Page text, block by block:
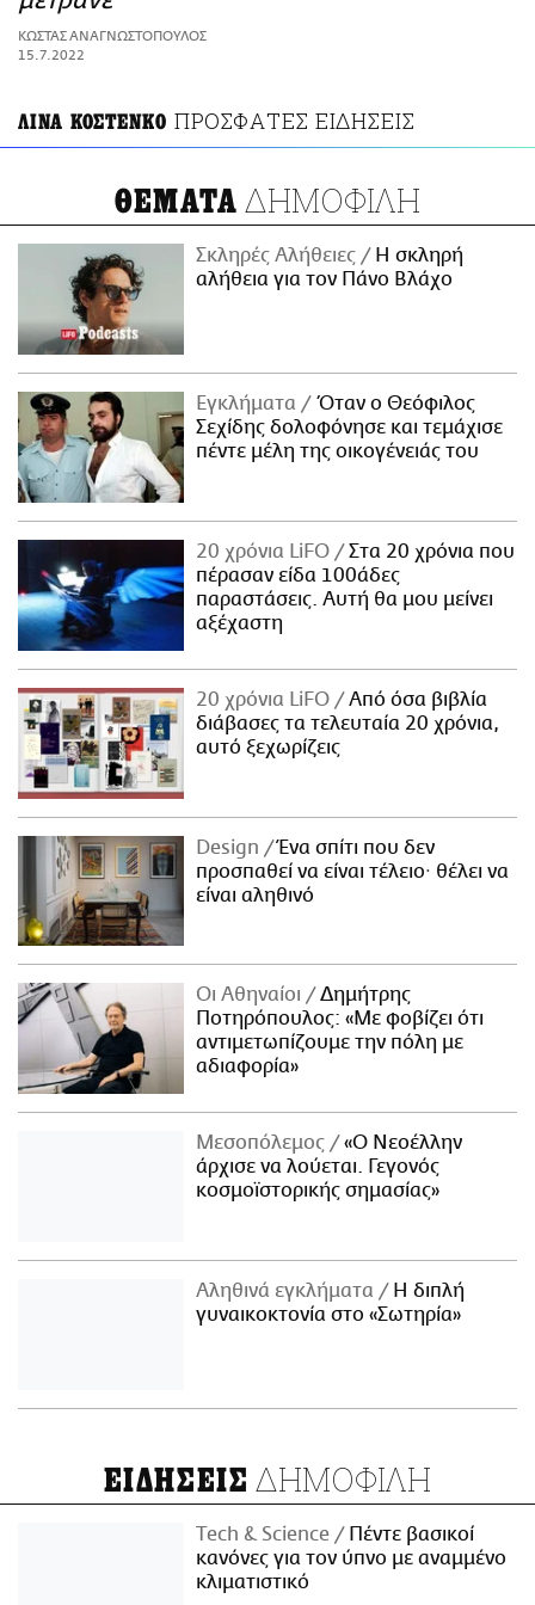
ΑΜΠΑ
PRINT
ΚΩΣΤΑΣ ΑΝΑΓΝΩΣΤΟΠΟΥΛΟΣ
15.7.2022
ΛΙΝΑ ΚΟΣΤΕΝΚΟ ΠΡΟΣΦΑΤΕΣ ΕΙΔΗΣΕΙΣ
ΘΕΜΑΤΑ ΔΗΜΟΦΙΛΗ
Σκληρές Αλήθειες
H σκληρή
αλήθεια για τον Πάνο Βλάχο
Εγκλήματα
Όταν ο Θεόφιλος
Σεχίδης δολοφόνησε και τεμάχισε
πέντε μέλη της οικογένειάς του
20 χρόνια LiFO
Στα 20 χρόνια που
πέρασαν είδα 100άδες
παραστάσεις. Αυτή θα μου μείνει
αξέχαστη
20 χρόνια LiFO
Από όσα βιβλία
διάβασες τα τελευταία 20 χρόνια,
αυτό ξεχωρίζεις
Design
Ένα σπίτι που δεν
προσπαθεί να είναι τέλειο· θέλει να
είναι αληθινό
Οι Αθηναίοι
Δημήτρης
Ποτηρόπουλος: «Με φοβίζει ότι
αντιμετωπίζουμε την πόλη με
αδιαφορία»
Μεσοπόλεμος
«Ο Νεοέλλην
άρχισε να λούεται. Γεγονός
κοσμοϊστορικής σημασίας»
Αληθινά εγκλήματα
Η διπλή
γυναικοκτονία στο «Σωτηρία»
ΕΙΔΗΣΕΙΣ ΔΗΜΟΦΙΛΗ
Τech & Science
Πέντε βασικοί
κανόνες για τον ύπνο με αναμμένο
κλιματιστικό